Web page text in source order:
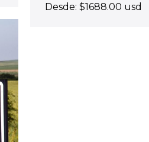
Desde: $1688.00 usd